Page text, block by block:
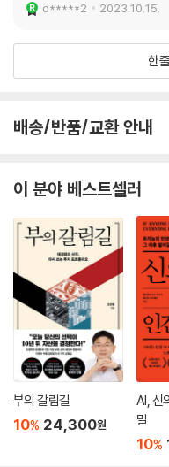
사정이 이렇자, 일각에서는
글로벌 금융위기와 비슷한 점
부동산 PF 관련 각종 부채 문
부실 사태가 발생하며 금융위
년 초 미국 기준금리가 5%에
점은 레버리지 이슈가 위기의
레고랜드發 부동산 PF 불안으
외부 악재만 놓고 보면 당시
한 변수가 한꺼번에 부정적
위기가 올 수 있다는 전망이
러시아 간 전쟁이다. 이미 전
가가 급등했다. 만약 전쟁이 길
경제가 급격히 침체된다면,
다. 두 번째 변수는 중국이다.
격화하며 벌써부터 중국 경제
글로벌 자본시장에 확산하고
시가 모두 폭락한 게 방증이다
라도 중국경제 저성장이 문제
d*****2 2023.10.15.
한
배송/반품/교환 안내
이 분야 베스트셀러
부의 갈림길
10% 24,300원
AI, 신
말
10%